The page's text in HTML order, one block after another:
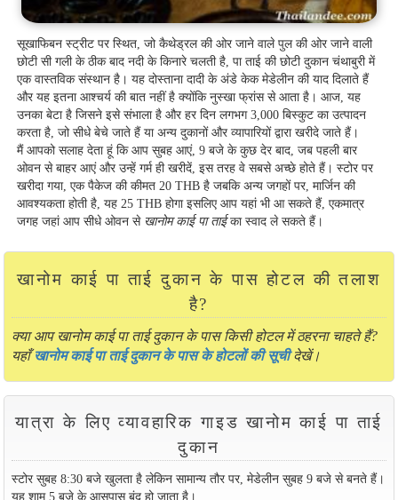
सूखाफिबन स्ट्रीट पर स्थित, जो कैथेड्रल की ओर जाने वाले पुल की ओर जाने वाली
छोटी सी गली के ठीक बाद नदी के किनारे चलती है, पा ताई की छोटी दुकान चंथाबुरी में
एक वास्तविक संस्थान है। यह दोस्ताना दादी के अंडे केक मेडेलीन की याद दिलाते हैं
और यह इतना आश्चर्य की बात नहीं है क्योंकि नुस्खा फ्रांस से आता है। आज, यह
उनका बेटा है जिसने इसे संभाला है और हर दिन लगभग 3,000 बिस्कुट का उत्पादन
करता है, जो सीधे बेचे जाते हैं या अन्य दुकानों और व्यापारियों द्वारा खरीदे जाते हैं।
मैं आपको सलाह देता हूं कि आप सुबह आएं, 9 बजे के कुछ देर बाद, जब पहली बार
ओवन से बाहर आएं और उन्हें गर्म ही खरीदें, इस तरह वे सबसे अच्छे होते हैं। स्टोर पर
खरीदा गया, एक पैकेज की कीमत 20 THB है जबकि अन्य जगहों पर, मार्जिन की
आवश्यकता होती है, यह 25 THB होगा इसलिए आप यहां भी आ सकते हैं, एकमात्र
जगह जहां आप सीधे ओवन से खानोम काई पा ताईका स्वाद ले सकते हैं।
खानोम काई पा ताई दुकान के पास होटल की तलाश
है?
क्या आप खानोम काई पा ताई दुकान के पास किसी होटल में ठहरना चाहते हैं?
यहाँखानोम काई पा ताई दुकान के पास के होटलों की सूचीदेखें।
यात्रा के लिए व्यावहारिक गाइड खानोम काई पा ताई
दुकान
स्टोर सुबह 8:30 बजे खुलता है लेकिन सामान्य तौर पर, मेडेलीन सुबह 9 बजे से बनते हैं।
यह शाम 5 बजे के आसपास बंद हो जाता है।